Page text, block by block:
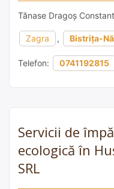
Tănase Dragoș
Zagra , Bistrița-
Telefon: 0741192815
Servicii de
ecologică în
SRL